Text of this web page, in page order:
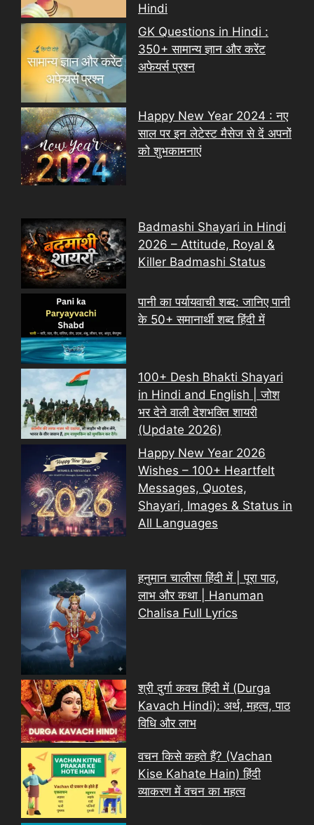
Hindi
GK Questions in Hindi :
350+ सामान्य ज्ञान और करेंट
अफेयर्स प्रश्न
Happy New Year 2024 : नए
साल पर इन लेटेस्ट मैसेज से दें अपनों
को शुभकामनाएं
Badmashi Shayari in Hindi
2026 – Attitude, Royal &
Killer Badmashi Status
पानी का पर्यायवाची शब्द: जानिए पानी
के 50+ समानार्थी शब्द हिंदी में
100+ Desh Bhakti Shayari
in Hindi and English | जोश
भर देने वाली देशभक्ति शायरी
(Update 2026)
Happy New Year 2026
Wishes – 100+ Heartfelt
Messages, Quotes,
Shayari, Images & Status in
All Languages
हनुमान चालीसा हिंदी में | पूरा पाठ,
लाभ और कथा | Hanuman
Chalisa Full Lyrics
श्री दुर्गा कवच हिंदी में (Durga
Kavach Hindi): अर्थ, महत्व, पाठ
विधि और लाभ
वचन किसे कहते हैं? (Vachan
Kise Kahate Hain) हिंदी
व्याकरण में वचन का महत्व